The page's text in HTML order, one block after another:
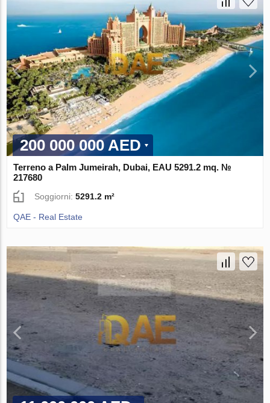
200 000 000 AED
Terreno a Palm Jumeirah, Dubai, EAU 5291.2 mq. №
217680
Soggiorni:5291.2 m²
QAE - Real Estate